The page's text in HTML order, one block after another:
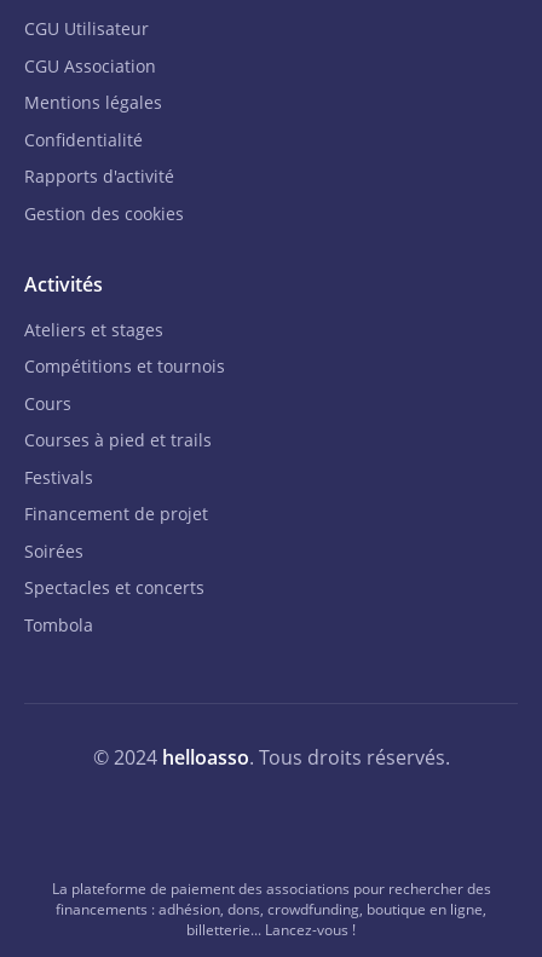
CGU Utilisateur
CGU Association
Mentions légales
Confidentialité
Rapports d'activité
Gestion des cookies
Activités
Ateliers et stages
Compétitions et tournois
Cours
Courses à pied et trails
Festivals
Financement de projet
Soirées
Spectacles et concerts
Tombola
© 2024 helloasso. Tous droits réservés.
La plateforme de paiement des associations pour rechercher des
financements : adhésion, dons, crowdfunding, boutique en ligne,
billetterie... Lancez-vous !